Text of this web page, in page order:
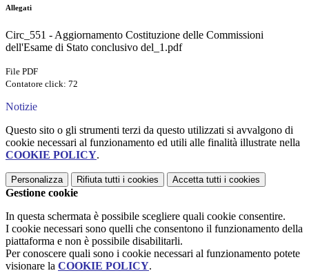
Allegati
Circ_551 - Aggiornamento Costituzione delle Commissioni
dell'Esame di Stato conclusivo del_1.pdf
File PDF
Contatore click: 72
Notizie
Questo sito o gli strumenti terzi da questo utilizzati si avvalgono di
cookie necessari al funzionamento ed utili alle finalità illustrate nella
COOKIE POLICY.
Personalizza Rifiuta tutti i cookies Accetta tutti i cookies
Gestione cookie
In questa schermata è possibile scegliere quali cookie consentire.
I cookie necessari sono quelli che consentono il funzionamento della
piattaforma e non è possibile disabilitarli.
Per conoscere quali sono i cookie necessari al funzionamento potete
visionare la COOKIE POLICY.